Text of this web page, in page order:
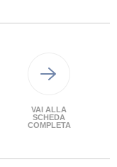
VAI ALLA
SCHEDA
COMPLETA